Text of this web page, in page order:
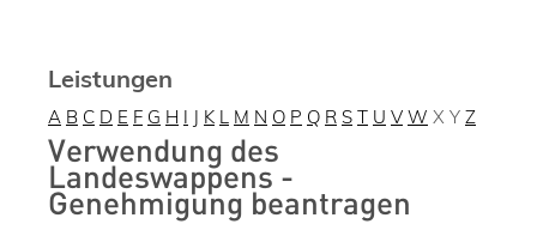
Leistungen
A B C D E F G H I J K L M N O P Q R S T U V W X Y Z
Verwendung des
Landeswappens -
Genehmigung beantragen